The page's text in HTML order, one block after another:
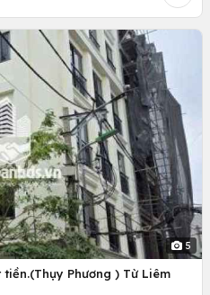
5
tiền.(Thụy Phương ) Từ Liêm